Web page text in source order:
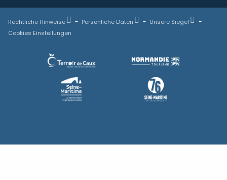
Rechtliche Hinweise Persönliche Daten
Unsere Siegel
Cookies Einstellungen